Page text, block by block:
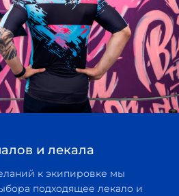
и лекала
к экипировке мы
подходящее лекало и